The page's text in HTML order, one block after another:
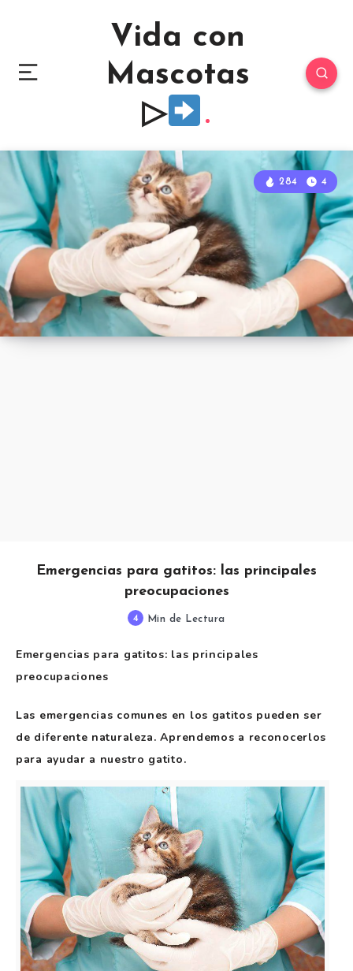
Vida con
Mascotas
▷
Emergencias para gatitos: las principales
preocupaciones
284 4
4 Min de Lectura
Emergencias para gatitos: las principales
preocupaciones
Las emergencias comunes en los gatitos pueden ser
de diferente naturaleza. Aprendemos a reconocerlos
para ayudar a nuestro gatito.